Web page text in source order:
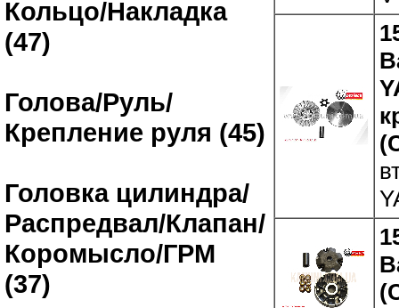
Кольцо/Накладка
(47)
Голова/Руль/
Крепление руля (45)
Головка цилиндра/
Распредвал/Клапан/
Коромысло/ГРМ
(37)